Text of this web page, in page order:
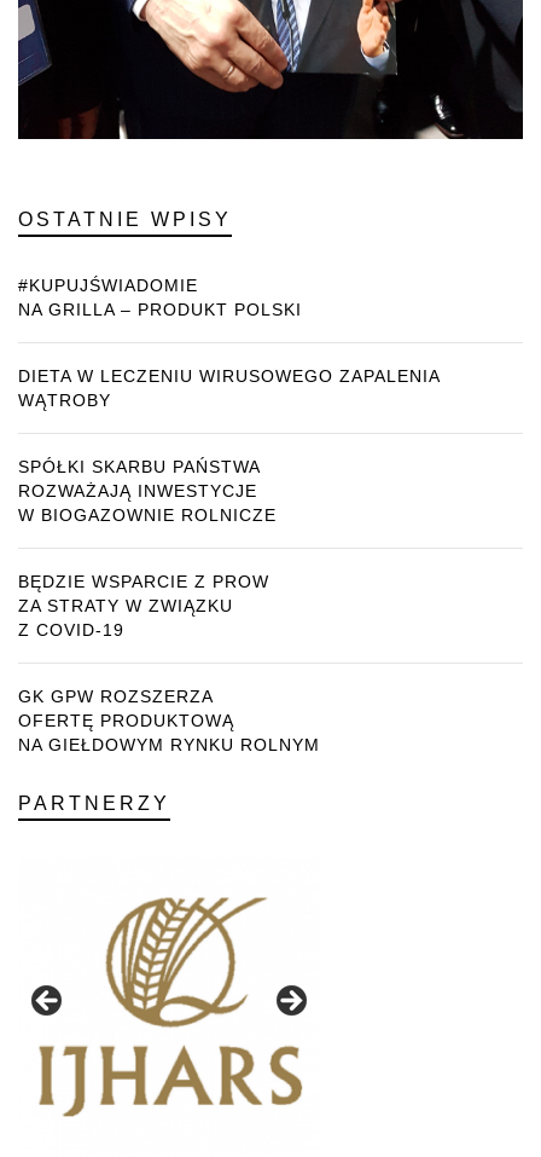
OSTATNIE WPISY
#KUPUJŚWIADOMIE
NA GRILLA – PRODUKT POLSKI
DIETA W LECZENIU WIRUSOWEGO ZAPALENIA
WĄTROBY
SPÓŁKI SKARBU PAŃSTWA
ROZWAŻAJĄ INWESTYCJE
W BIOGAZOWNIE ROLNICZE
BĘDZIE WSPARCIE Z PROW
ZA STRATY W ZWIĄZKU
Z COVID-19
GK GPW ROZSZERZA
OFERTĘ PRODUKTOWĄ
NA GIEŁDOWYM RYNKU ROLNYM
PARTNERZY